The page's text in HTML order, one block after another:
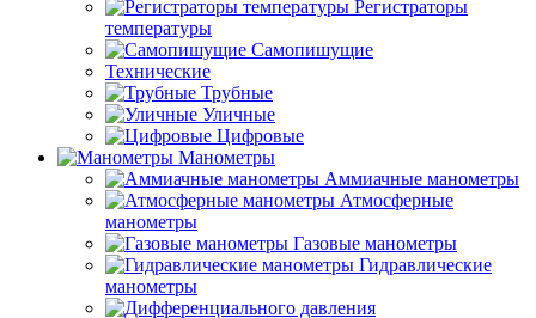
Регистраторы
температуры
Самопишущие
Технические
Трубные
Уличные
Цифровые
Манометры
Аммиачные манометры
Атмосферные
манометры
Газовые манометры
Гидравлические
манометры